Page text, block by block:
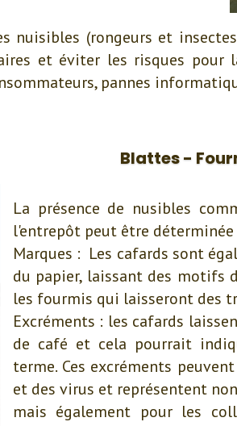
nuisibles (rongeurs et
et éviter les risques
pannes
Blattes -
La présence de nusibles
l'entrepôt peut être
Marques : Les cafards sont
du papier, laissant des motifs
les fourmis qui laisseront des
Excréments : les cafards
de café et cela pourrait
terme. Ces excréments
et des virus et représentent
mais également pour les